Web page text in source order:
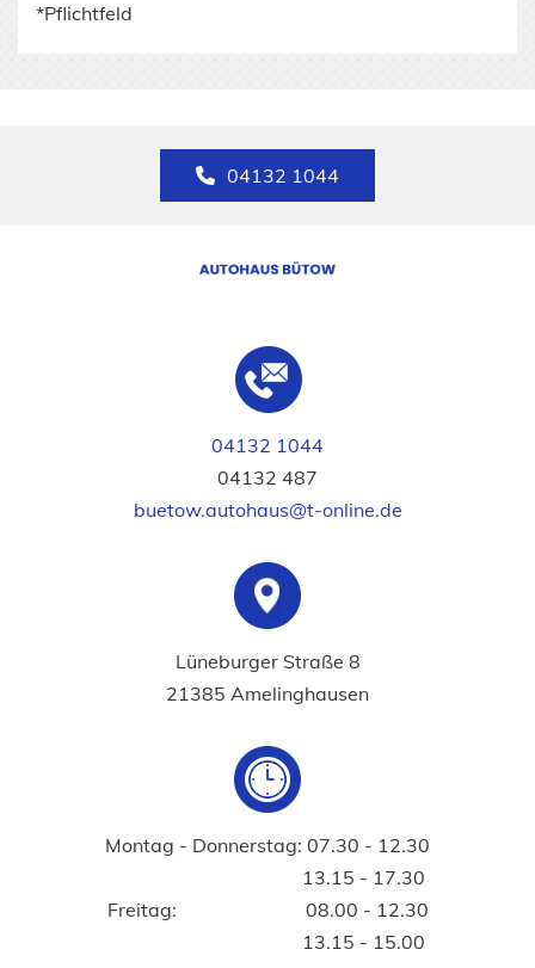
*Pflichtfeld
04132 1044
04132 1044
04132 487
buetow.autohaus@t-online.de
Lüneburger Straße 8
21385 Amelinghausen
Montag - Donnerstag: 07.30 - 12.30
13.15 - 17.30
Freitag: 08.00 - 12.30
13.15 - 15.00